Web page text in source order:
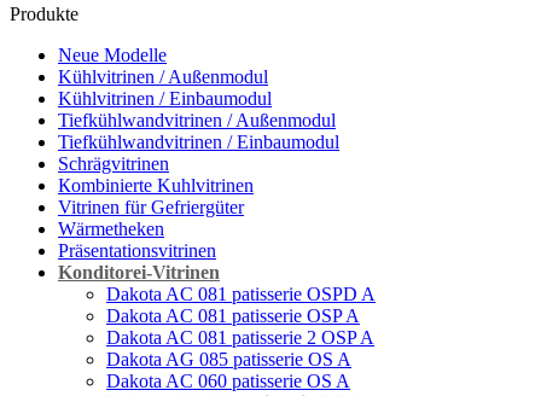
Produkte
Neue Modelle
Kühlvitrinen / Außenmodul
Kühlvitrinen / Einbaumodul
Tiefkühlwandvitrinen / Außenmodul
Tiefkühlwandvitrinen / Einbaumodul
Schrägvitrinen
Кombinierte Kuhlvitrinen
Vitrinen für Gefriergüter
Wärmetheken
Präsentationsvitrinen
Konditorei-Vitrinen
Dakota AС 081 patisserie OSPD A
Dakota AС 081 patisserie OSP A
Dakota AС 081 patisserie 2 OSP A
Dakota AG 085 patisserie OS A
Dakota AC 060 patisserie OS A